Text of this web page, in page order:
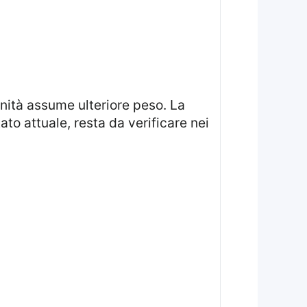
attuale, resta da verificare nei